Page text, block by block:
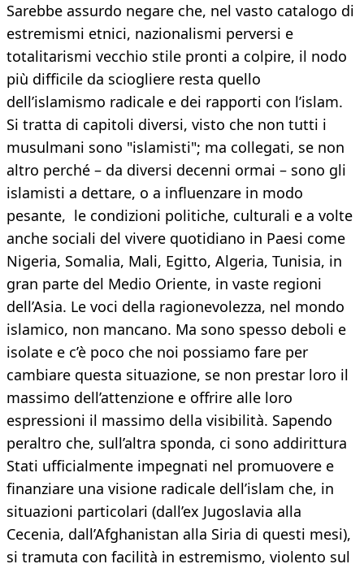
Sarebbe assurdo negare che, nel vasto catalogo di
estremismi etnici, nazionalismi perversi e
totalitarismi vecchio stile pronti a colpire, il nodo
più difficile da sciogliere resta quello
dell’islamismo radicale e dei rapporti con l’islam.
Si tratta di capitoli diversi, visto che non tutti i
musulmani sono "islamisti"; ma collegati, se non
altro perché – da diversi decenni ormai – sono gli
islamisti a dettare, o a influenzare in modo
pesante, le condizioni politiche, culturali e a volte
anche sociali del vivere quotidiano in Paesi come
Nigeria, Somalia, Mali, Egitto, Algeria, Tunisia, in
gran parte del Medio Oriente, in vaste regioni
dell’Asia. Le voci della ragionevolezza, nel mondo
islamico, non mancano. Ma sono spesso deboli e
isolate e c’è poco che noi possiamo fare per
cambiare questa situazione, se non prestar loro il
massimo dell’attenzione e offrire alle loro
espressioni il massimo della visibilità. Sapendo
peraltro che, sull’altra sponda, ci sono addirittura
Stati ufficialmente impegnati nel promuovere e
finanziare una visione radicale dell’islam che, in
situazioni particolari (dall’ex Jugoslavia alla
Cecenia, dall’Afghanistan alla Siria di questi mesi),
si tramuta con facilità in estremismo, violento sul